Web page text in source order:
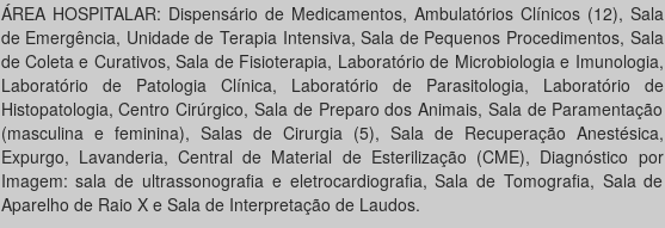
ÁREA HOSPITALAR: Dispensário de Medicamentos, Ambulatórios Clínicos (12), Sala
de Emergência, Unidade de Terapia Intensiva, Sala de Pequenos Procedimentos, Sala
de Coleta e Curativos, Sala de Fisioterapia, Laboratório de Microbiologia e Imunologia,
Laboratório de Patologia Clínica, Laboratório de Parasitologia, Laboratório de
Histopatologia, Centro Cirúrgico, Sala de Preparo dos Animais, Sala de Paramentação
(masculina e feminina), Salas de Cirurgia (5), Sala de Recuperação Anestésica,
Expurgo, Lavanderia, Central de Material de Esterilização (CME), Diagnóstico por
Imagem: sala de ultrassonografia e eletrocardiografia, Sala de Tomografia, Sala de
Aparelho de Raio X e Sala de Interpretação de Laudos.